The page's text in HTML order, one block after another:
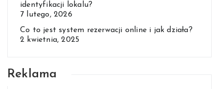
identyfikacji lokalu?
7 lutego, 2026
Co to jest system rezerwacji online i jak działa?
2 kwietnia, 2025
Reklama